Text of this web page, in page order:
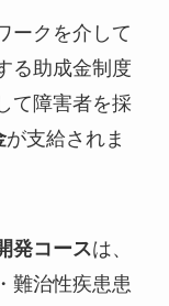
ークを介して
る助成金制度
て障害者を採
が支給されま
発コースは、
難治性疾患患